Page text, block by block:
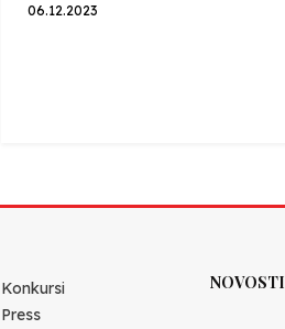
06.12.2023
Konkursi
Press
NOVOSTI